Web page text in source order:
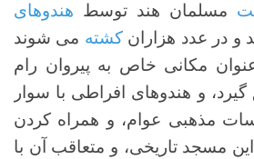
مسلمان هند توسط هندوهای
و در عدد هزارانکشته می شوند
مکانی خاص به پیروان رام
و هندوهای افراطی با سوار
مذهبی عوام، و همراه کردن
این مسجد تاریخی، و متعاقب آن با